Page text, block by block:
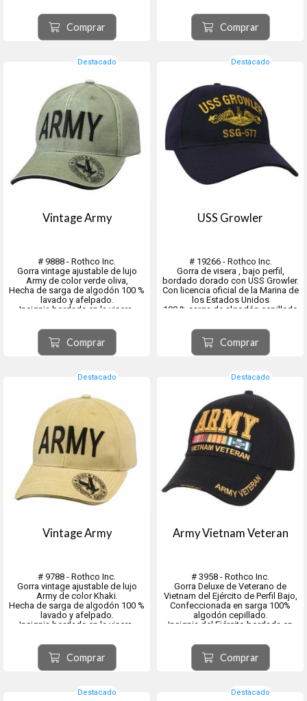
frontal.
Cuenta con un cierre de velcro
ajustable en la parte trasera para
un ajuste per...
Comprar Comprar
Destacado
Vintage Army
# 9888 - Rothco Inc.
Gorra vintage ajustable de lujo
Army de color verde oliva,
Hecha de sarga de algodón 100 %
lavado y afelpado.
Insignia bordada en la visera.
frontal.
Visera tipo sándwich. Gorra de
perfil bajo de lujo.
Cierre ajustable con velcro.Talla
Comprar
Destacado
USS Growler
# 19266 - Rothco Inc.
Gorra de visera , bajo perfil,
bordado dorado con USS Growler.
Con licencia oficial de la Marina de
los Estados Unidos
100 % sarga de algodón cepillado
Comprar
Destacado
Vintage Army
# 9788 - Rothco Inc.
Gorra vintage ajustable de lujo
Army de color Khaki.
Hecha de sarga de algodón 100 %
lavado y afelpado.
Insignia bordada en la visera.
frontal.
Visera tipo sándwich. Gorra de
perfil bajo de lujo. Cierre ajustable
con velcro.
Comprar
Destacado
Army Vietnam Veteran
# 3958 - Rothco Inc.
Gorra Deluxe de Veterano de
Vietnam del Ejército de Perfil Bajo,
Confeccionada en sarga 100%
algodón cepillado.
Insignia del Ejército bordada en
Cinta de costura de Vietnam y
"Vietnam Veteran" en el panel
frontal.
Cierre de velcro para un ajuste
El "V...
Comprar
Destacado Destacado